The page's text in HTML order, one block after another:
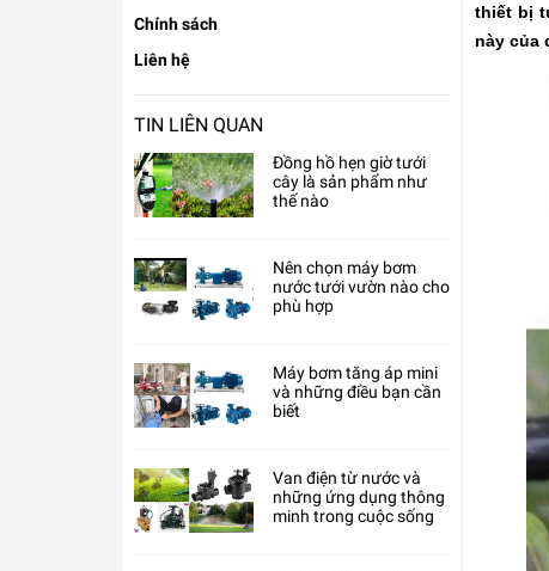
Chính sách
Liên hệ
TIN LIÊN QUAN
Đồng hồ hẹn giờ tưới
cây là sản phẩm như
thế nào
Nên chọn máy bơm
nước tưới vườn nào cho
phù hợp
Máy bơm tăng áp mini
và những điều bạn cần
biết
Van điện từ nước và
những ứng dụng thông
minh trong cuộc sống
thiết bị
này của